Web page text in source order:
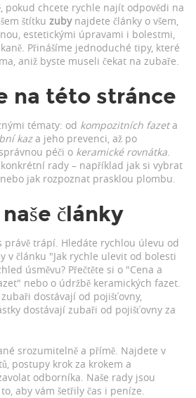
pokud chcete rychle najít odpovědi na
štítku zubynajdete články o všem,
estetickými úpravami i bolestmi,
Přinášíme jednoduché tipy, které
aniž byste museli čekat na zubaře.
na této stránce
tématy: od kompozitních fazeta
kaza jeho prevenci, až po
péči o keramické rovnátka.
rady – například jak si vybrat
jak rozpoznat prasklou plombu.
články
právě trápí. Hledáte rychlou úlevu od
v článku "Jak rychle ulevit od bolesti
úsměvu? Přečtěte si o "Cena a
nebo o údržbě keramických fazet.
dostávají od pojišťovny,
dostávají zubaři od pojišťovny za
srozumitelně a přímě. Najdete v
postupy krok za krokem a
odborníka. Naše rady jsou
aby vám šetřily čas i peníze.